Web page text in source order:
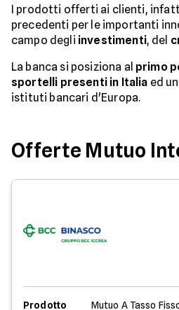
I prodotti offerti ai clienti,
precedenti per le importanti
campo degli investimenti, del
La banca si posiziona al primo
sportelli presenti in Italia ed
istituti bancari d'Europa.
Offerte Mutuo
Prodotto
Mutuo A Tasso